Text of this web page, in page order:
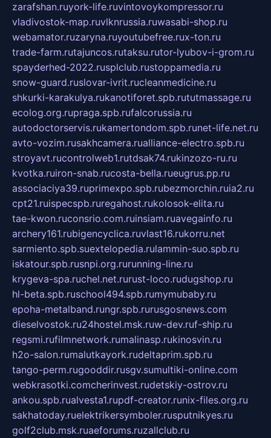
zarafshan.ruyork-life.ruvintovoykompressor.ru
vladivostok-map.ruvlknrussia.ruwasabi-shop.ru
webamator.ruzaryna.ruyoutubefree.rux-ton.ru
trade-farm.rutajuncos.rutaksu.rutor-lyubov-i-grom.ru
spayderhed-2022.rusplclub.rustoppamedia.ru
snow-guard.ruslovar-ivrit.rucleanmedicine.ru
shkurki-karakulya.rukanotiforet.spb.rututmassage.ru
ecolog.org.rupraga.spb.rufalcorussia.ru
autodoctorservis.rukamertondom.spb.runet-life.net.ru
avto-vozim.rusakhcamera.rualliance-electro.spb.ru
stroyavt.rucontrolweb1.rutdsak74.rukinzozo-ru.ru
kvotka.ruiron-snab.rucosta-bella.rueugrus.pp.ru
associaciya39.ruprimexpo.spb.rubezmorchin.ruia2.ru
cpt21.ruispecspb.ruregahost.rukolosok-elita.ru
tae-kwon.ruconsrio.com.ruinsiam.ruavegainfo.ru
archery161.rubigencyclica.ruvlast16.rukorru.net
sarmiento.spb.suextelopedia.rulammin-suo.spb.ru
iskatour.spb.rusnpi.org.rurunning-line.ru
krygeva-spa.ruchel.net.rurust-loco.rudugshop.ru
hl-beta.spb.ruschool494.spb.rumymubaby.ru
epoha-metalband.rungr.spb.rurusgosnews.com
dieselvostok.ru24hostel.msk.ruw-dev.ruf-ship.ru
regsmi.rufilmnetwork.rumalinasp.rukinosvin.ru
h2o-salon.rumalutkayork.rudeltaprim.spb.ru
tango-perm.rugooddir.rusgv.sumultiki-online.com
webkrasotki.comcherinvest.rudetskiy-ostrov.ru
ankou.spb.rualvesta1.rupdf-creator.runix-files.org.ru
sakhatoday.ruelektrikersymboler.rusputnikyes.ru
golf2club.msk.ruaeforums.ruzallclub.ru